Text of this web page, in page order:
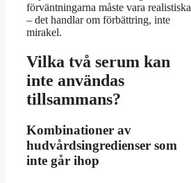
förväntningarna måste vara realistiska
– det handlar om förbättring, inte
mirakel.
Vilka två serum kan
inte användas
tillsammans?
Kombinationer av
hudvårdsingredienser som
inte går ihop